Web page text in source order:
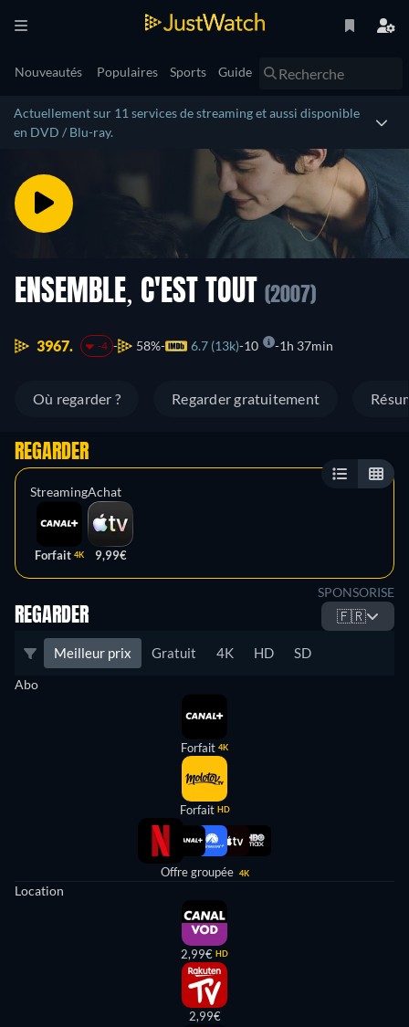
Nouveautés Populaires Sports Guide
Actuellement sur 11 services de streaming et aussi disponible
en DVD / Blu-ray.
ENSEMBLE, C'EST TOUT (2007)
3967. -4 58% 6.7 (13k) 10 1h 37min
Où regarder ? Regarder gratuitement
REGARDER
Streaming
Forfait 4K
Achat
9,99€
SPONSORISE
REGARDER 🇫🇷
Meilleur prix Gratuit 4K HD SD
Abo
Forfait 4K
Forfait HD
Offre groupée 4K
Location
2,99€ HD
2,99€